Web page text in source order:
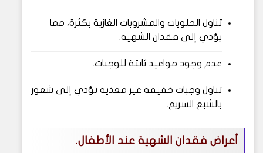
تناول الحلويات والمشروبات الغازية بكثرة، مما
يؤدي إلى فقدان الشهية.
عدم وجود مواعيد ثابتة للوجبات.
تناول وجبات خفيفة غير مغذية تؤدي إلى شعور
بالشبع السريع.
أعراض فقدان الشهية عند الأطفال.